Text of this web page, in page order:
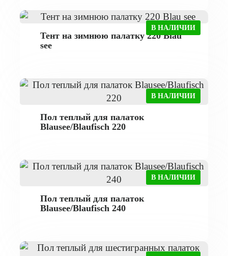
В НАЛИЧИИ
Тент на зимнюю палатку 220 Blau
see
В НАЛИЧИИ
Пол теплый для палаток
Blausee/Blaufisch 220
В НАЛИЧИИ
Пол теплый для палаток
Blausee/Blaufisch 240